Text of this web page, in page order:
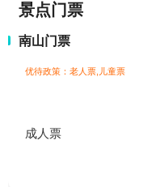
景点门票
南山门票
优待政策：老人票,儿童票
成人票